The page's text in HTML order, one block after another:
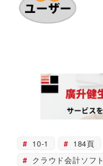
10-1 184頁
クラウド会計ソフト